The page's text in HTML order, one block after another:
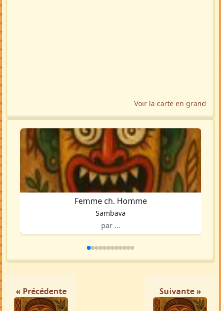
Voir la carte en grand
Femme ch. Homme
Sambava
par ...
« Précédente Suivante »